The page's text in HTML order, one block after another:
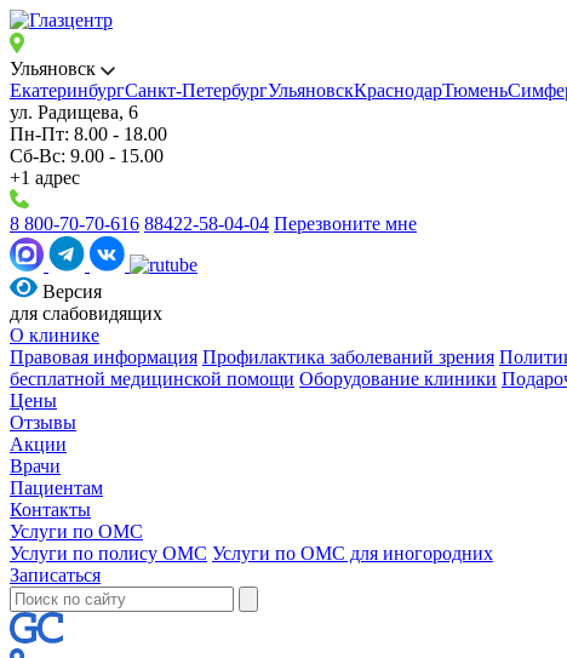
Ульяновск
ЕкатеринбургСанкт-ПетербургУльяновскКраснодарТюмень
ул. Радищева, 6
Пн-Пт: 8.00 - 18.00
Сб-Вс: 9.00 - 15.00
+1 адрес
8 800-70-70-616 88422-58-04-04 Перезвоните мне
Версия
для слабовидящих
О клинике
Правовая информация Профилактика заболеваний зрения
бесплатной медицинской помощи Оборудование клиники
Цены
Отзывы
Акции
Врачи
Пациентам
Контакты
Услуги по ОМС
Услуги по полису ОМС Услуги по ОМС для иногородних
Записаться